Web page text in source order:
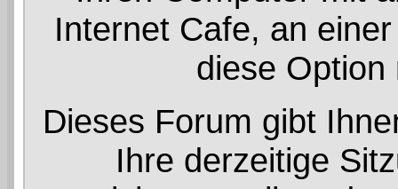
Internet Cafe, an
diese Option
Dieses Forum gibt
Ihre derzeitige